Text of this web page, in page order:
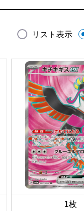
リスト表示
1枚